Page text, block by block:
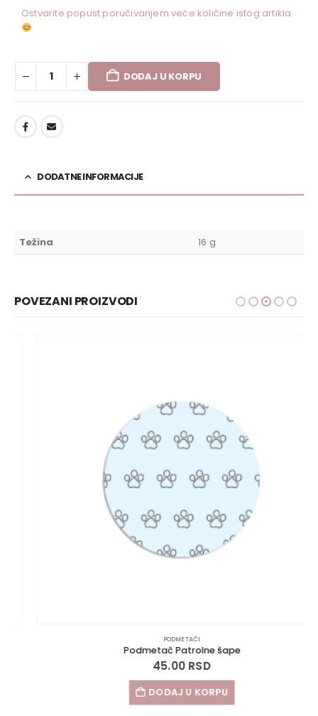
Ostvarite popust poručivanjem veće količine istog artikla
DODAJ U KORPU
DODATNE INFORMACIJE
Težina 16 g
POVEZANI PROIZVODI
PODMETAČI
Podmetač Patrolne šape
45.00RSD
DODAJ U KORPU